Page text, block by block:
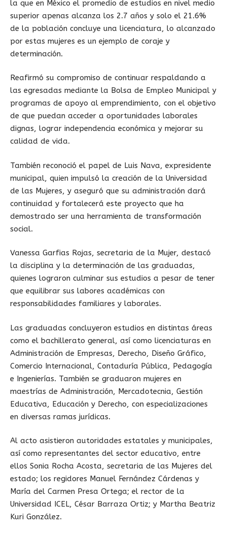
la que en México el promedio de estudios en nivel medio
superior apenas alcanza los 2.7 años y solo el 21.6%
de la población concluye una licenciatura, lo alcanzado
por estas mujeres es un ejemplo de coraje y
determinación.
Reafirmó su compromiso de continuar respaldando a
las egresadas mediante la Bolsa de Empleo Municipal y
programas de apoyo al emprendimiento, con el objetivo
de que puedan acceder a oportunidades laborales
dignas, lograr independencia económica y mejorar su
calidad de vida.
También reconoció el papel de Luis Nava, expresidente
municipal, quien impulsó la creación de la Universidad
de las Mujeres, y aseguró que su administración dará
continuidad y fortalecerá este proyecto que ha
demostrado ser una herramienta de transformación
social.
Vanessa Garfias Rojas, secretaria de la Mujer, destacó
la disciplina y la determinación de las graduadas,
quienes lograron culminar sus estudios a pesar de tener
que equilibrar sus labores académicas con
responsabilidades familiares y laborales.
Las graduadas concluyeron estudios en distintas áreas
como el bachillerato general, así como licenciaturas en
Administración de Empresas, Derecho, Diseño Gráfico,
Comercio Internacional, Contaduría Pública, Pedagogía
e Ingenierías. También se graduaron mujeres en
maestrías de Administración, Mercadotecnia, Gestión
Educativa, Educación y Derecho, con especializaciones
en diversas ramas jurídicas.
Al acto asistieron autoridades estatales y municipales,
así como representantes del sector educativo, entre
ellos Sonia Rocha Acosta, secretaria de las Mujeres del
estado; los regidores Manuel Fernández Cárdenas y
María del Carmen Presa Ortega; el rector de la
Universidad ICEL, César Barraza Ortiz; y Martha Beatriz
Kuri González.